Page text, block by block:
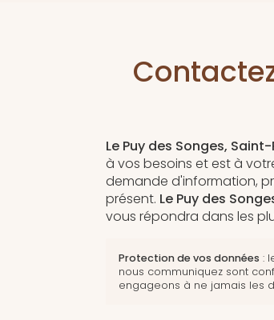
Le Puy des Songes,
à vos besoins et est à
demande d'information,
présent. Le Puy des
vous répondra dans les
Protection de vos données :
nous communiquez sont
engageons à ne jamais les